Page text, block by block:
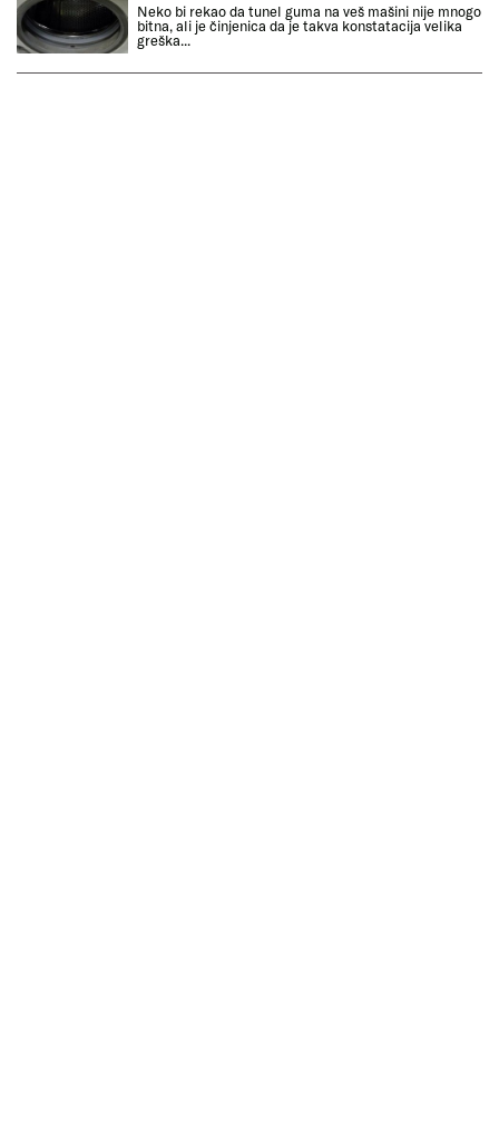
Neko bi rekao da tunel guma na veš mašini nije mnogo
bitna, ali je činjenica da je takva konstatacija velika
greška...